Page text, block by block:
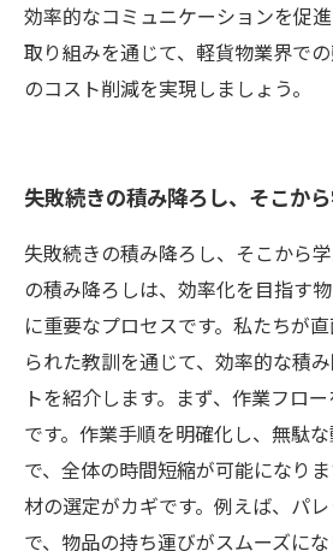
効率的なコミュニケーションを促
取り組みを通じて、軽貨物業界で
のコスト削減を実現しましょう。
失敗続きの積み降ろし、そこか
失敗続きの積み降ろし、そこから
の積み降ろしは、効率化を目指す
に重要なプロセスです。私たちが
られた教訓を通じて、効率的な積
トを紹介します。まず、作業フロ
です。作業手順を明確化し、無駄
で、全体の時間短縮が可能になり
材の選定がカギです。例えば、パ
で、物品の持ち運びがスムーズに